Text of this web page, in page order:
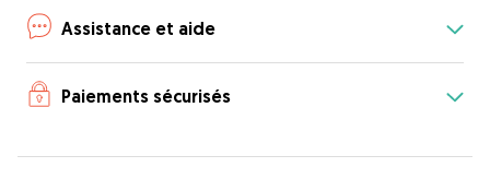
Assistance et aide
Paiements sécurisés